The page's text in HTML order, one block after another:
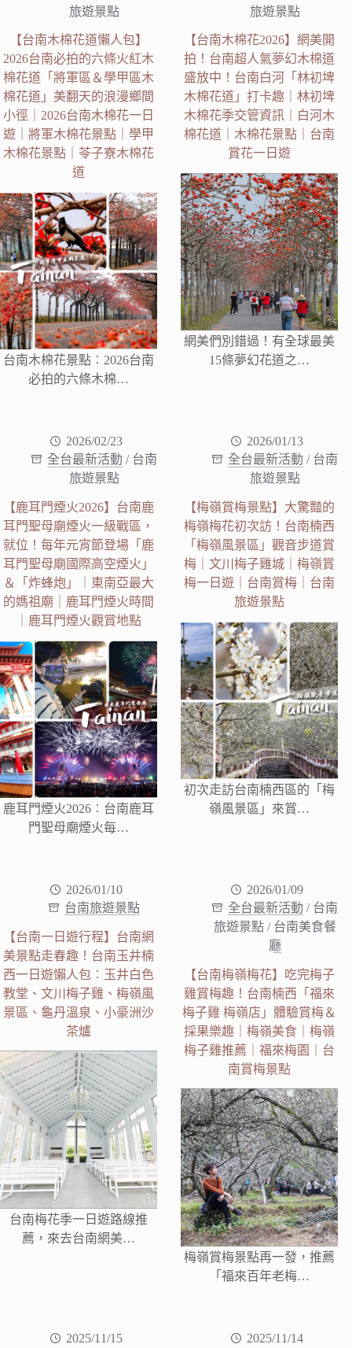
旅遊景點
【台南木棉花道懶人包】
2026台南必拍的六條火紅木
棉花道「將軍區＆學甲區木
棉花道」美翻天的浪漫鄉間
小徑｜2026台南木棉花一日
遊｜將軍木棉花景點｜學甲
木棉花景點｜苓子寮木棉花
道
台南木棉花景點︰2026台南
必拍的六條木棉…
旅遊景點
【台南木棉花2026】網美開
拍！台南超人氣夢幻木棉道
盛放中！台南白河「林初埤
木棉花道」打卡趣｜林初埤
木棉花季交管資訊｜白河木
棉花道｜木棉花景點｜台南
賞花一日遊
網美們別錯過！有全球最美
15條夢幻花道之…
2026/02/23
全台最新活動 / 台南
旅遊景點
【鹿耳門煙火2026】台南鹿
耳門聖母廟煙火一級戰區，
就位！每年元宵節登場「鹿
耳門聖母廟國際高空煙火」
＆「炸蜂炮」｜東南亞最大
的媽祖廟｜鹿耳門煙火時間
｜鹿耳門煙火觀賞地點
鹿耳門煙火2026︰台南鹿耳
門聖母廟煙火每…
2026/01/13
全台最新活動 / 台南
旅遊景點
【梅嶺賞梅景點】大驚豔的
梅嶺梅花初次訪！台南楠西
「梅嶺風景區」觀音步道賞
梅｜文川梅子雞城｜梅嶺賞
梅一日遊｜台南賞梅｜台南
旅遊景點
初次走訪台南楠西區的「梅
嶺風景區」來賞…
2026/01/10
台南旅遊景點
【台南一日遊行程】台南網
美景點走春趣！台南玉井楠
西一日遊懶人包︰玉井白色
教堂、文川梅子雞、梅嶺風
景區、龜丹溫泉、小豪洲沙
茶爐
台南梅花季一日遊路線推
薦，來去台南網美…
2026/01/09
全台最新活動 / 台南
旅遊景點 / 台南美食餐
廳
【台南梅嶺梅花】吃完梅子
雞賞梅趣！台南楠西「福來
梅子雞 梅嶺店」體驗賞梅＆
採果樂趣｜梅嶺美食｜梅嶺
梅子雞推薦｜福來梅園｜台
南賞梅景點
梅嶺賞梅景點再一發，推薦
「福來百年老梅…
2025/11/15 2025/11/14